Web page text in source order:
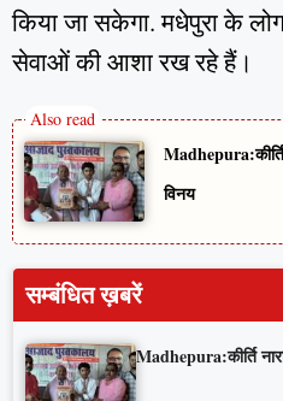
किया जा सकेगा. मधेपुरा के
सेवाओं की आशा रख रहे हैं।
विनय
सम्बंधित ख़बरें
Madhepura:कीर्ति